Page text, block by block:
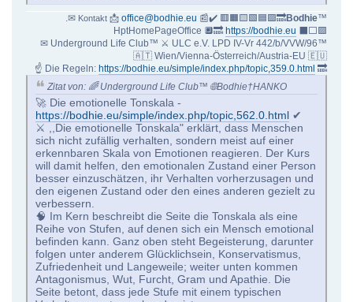
.✉ Kontakt 📩 office@bodhie.eu 📰✔️ 🟥🟧🟨🟩🟦🟪🔜Bodhie™
HptHomePageOffice 🔲🔜 https://bodhie.eu ⬛️⬜️🟪
✉ Underground Life Club™ ⚔ ULC e.V. LPD IV-Vr 442/b/VVW/96™
🇦🇹 Wien/Vienna-Österreich/Austria-EU 🇪🇺
☝ Die Regeln: https://bodhie.eu/simple/index.php/topic,359.0.html 🔜
Zitat von: 🌈 Underground Life Club™ 🌐Bodhie†HANKO
🚀 Die emotionelle Tonskala -
https://bodhie.eu/simple/index.php/topic,562.0.html ✔
⚔️ ,,Die emotionelle Tonskala" erklärt, dass Menschen
sich nicht zufällig verhalten, sondern meist auf einer
erkennbaren Skala von Emotionen reagieren. Der Kurs
will damit helfen, den emotionalen Zustand einer Person
besser einzuschätzen, ihr Verhalten vorherzusagen und
den eigenen Zustand oder den eines anderen gezielt zu
verbessern.
🧠 Im Kern beschreibt die Seite die Tonskala als eine
Reihe von Stufen, auf denen sich ein Mensch emotional
befinden kann. Ganz oben steht Begeisterung, darunter
folgen unter anderem Glücklichsein, Konservatismus,
Zufriedenheit und Langeweile; weiter unten kommen
Antagonismus, Wut, Furcht, Gram und Apathie. Die
Seite betont, dass jede Stufe mit einem typischen